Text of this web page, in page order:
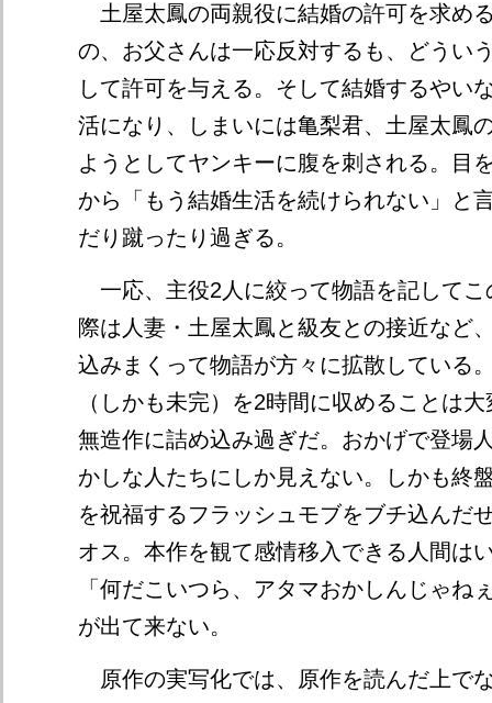
土屋太鳳の両親役に結婚の許可を求め
の、お父さんは一応反対するも、どうい
して許可を与える。そして結婚するやい
活になり、しまいには亀梨君、土屋太鳳
ようとしてヤンキーに腹を刺される。目
から「もう結婚生活を続けられない」と
だり蹴ったり過ぎる。
一応、主役2人に絞って物語を記してこ
際は人妻・土屋太鳳と級友との接近など
込みまくって物語が方々に拡散している
（しかも未完）を2時間に収めることは
無造作に詰め込み過ぎだ。おかげで登場
かしな人たちにしか見えない。しかも終
を祝福するフラッシュモブをブチ込んだ
オス。本作を観て感情移入できる人間は
「何だこいつら、アタマおかしんじゃね
が出て来ない。
原作の実写化では、原作を読んだ上で